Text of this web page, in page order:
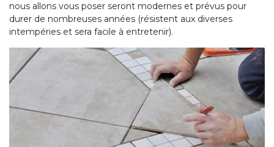
nous allons vous poser seront modernes et prévus pour
durer de nombreuses années (résistent aux diverses
intempéries et sera facile à entretenir).